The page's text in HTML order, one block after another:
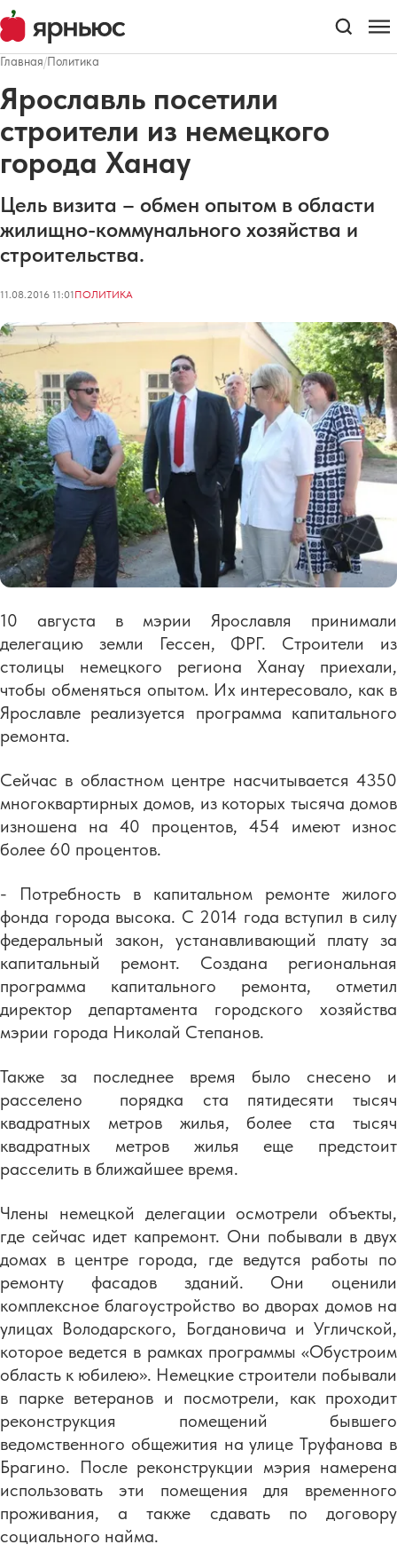
Главная/Политика
Ярославль посетили
строители из немецкого
города Ханау
Цель визита – обмен опытом в области
жилищно-коммунального хозяйства и
строительства.
11.08.2016 11:01ПОЛИТИКА
10 августа в мэрии Ярославля принимали
делегацию земли Гессен, ФРГ. Строители из
столицы немецкого региона Ханау приехали,
чтобы обменяться опытом. Их интересовало, как в
Ярославле реализуется программа капитального
ремонта.
Сейчас в областном центре насчитывается 4350
многоквартирных домов, из которых тысяча домов
изношена на 40 процентов, 454 имеют износ
более 60 процентов.
- Потребность в капитальном ремонте жилого
фонда города высока. С 2014 года вступил в силу
федеральный закон, устанавливающий плату за
капитальный ремонт. Создана региональная
программа капитального ремонта, отметил
директор департамента городского хозяйства
мэрии города Николай Степанов.
Также за последнее время было снесено и
расселено порядка ста пятидесяти тысяч
квадратных метров жилья, более ста тысяч
квадратных метров жилья еще предстоит
расселить в ближайшее время.
Члены немецкой делегации осмотрели объекты,
где сейчас идет капремонт. Они побывали в двух
домах в центре города, где ведутся работы по
ремонту фасадов зданий. Они оценили
комплексное благоустройство во дворах домов на
улицах Володарского, Богдановича и Угличской,
которое ведется в рамках программы «Обустроим
область к юбилею». Немецкие строители побывали
в парке ветеранов и посмотрели, как проходит
реконструкция помещений бывшего
ведомственного общежития на улице Труфанова в
Брагино. После реконструкции мэрия намерена
использовать эти помещения для временного
проживания, а также сдавать по договору
социального найма.